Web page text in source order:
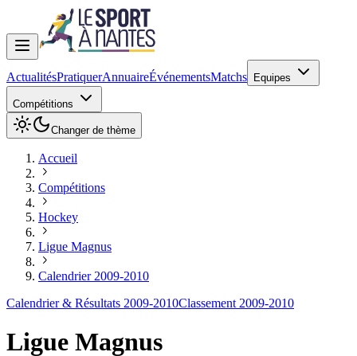
ActualitésPratiquerAnnuaireÉvénementsMatchs Equipes
Compétitions
Changer de thème
Accueil
Compétitions
Hockey
Ligue Magnus
Calendrier 2009-2010
Calendrier & Résultats 2009-2010Classement 2009-2010
Ligue Magnus